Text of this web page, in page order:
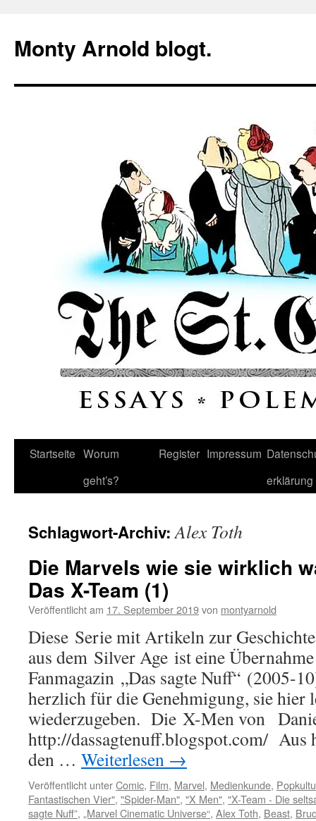
springen
Monty Arnold blogt.
Startseite Worum
geht’s?
Register Impressum
erklärung
Schlagwort-Archiv:Alex Toth
Die Marvels wie sie wirklich
Das X-Team (1)
Veröffentlicht am 17. September 2019von montyarnold
Diese Serie mit Artikeln zur
aus dem Silver Age ist eine
Fanmagazin „Das sagte Nuff“ (2005-
herzlich für die Genehmigung, sie hier
wiederzugeben. Die X-Men von
http://dassagtenuff.blogspot.com/ Aus
den … Weiterlesen →
Veröffentlicht unterComic, Film, Marvel, Medienkunde,
Fantastischen Vier", "Spider-Man", "X Men", "X-Team - Die
sagte Nuff”, „Marvel Cinematic Universe“, Alex Toth, Beast,